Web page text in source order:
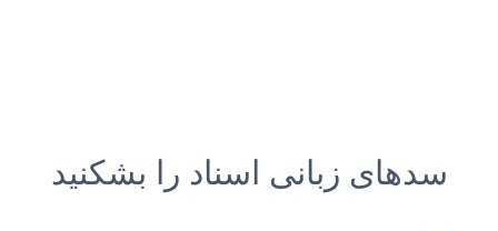
سدهای زبانی اسناد را بشکنید